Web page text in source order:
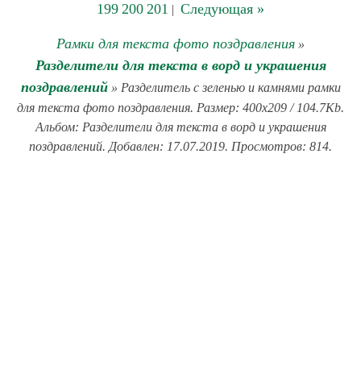
199 200 201 | Следующая »
Рамки для текста фото поздравления »
Разделители для текста в ворд и украшения
поздравлений» Разделитель с зеленью и камнями рамки
для текста фото поздравления. Размер: 400x209 / 104.7Kb.
Альбом: Разделители для текста в ворд и украшения
поздравлений. Добавлен: 17.07.2019. Просмотров: 814.